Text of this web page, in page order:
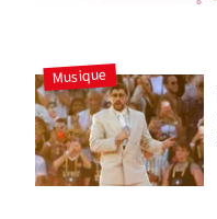
Musique